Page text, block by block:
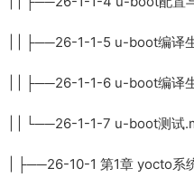
| | ├──26-1-1-5 u-boot编译
| | ├──26-1-1-6 u-boot编译
| | └──26-1-1-7 u-boot测试
| ├──26-10-1 第1章 yocto系